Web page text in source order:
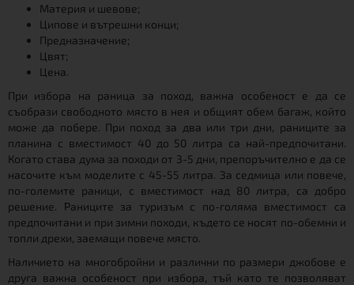
Материя и шевове;
Ципове и вътрешни конци;
Предназначение;
Цвят;
Цена.
При избора на раница за поход, важна особеност е да се
съобрази свободното място в нея и общият обем багаж, който
може да побере. При поход за два или три дни, раниците за
планина с вместимост 40 до 50 литра са най-предпочитани.
Когато става дума за походи от 3-5 дни, препоръчително е да се
насочите към моделите с 45-55 литра. За седмица или повече,
по-големите раници, с вместимост над 80 литра, са добро
решение. Раниците за туризъм с по-голяма вместимост са
предпочитани и при зимни походи, където се носят по-обемни и
топли дрехи, заемащи повече място.
Наличието на многобройни и различни по размери джобове е
друга важна особеност при избора, тъй като те позволяват